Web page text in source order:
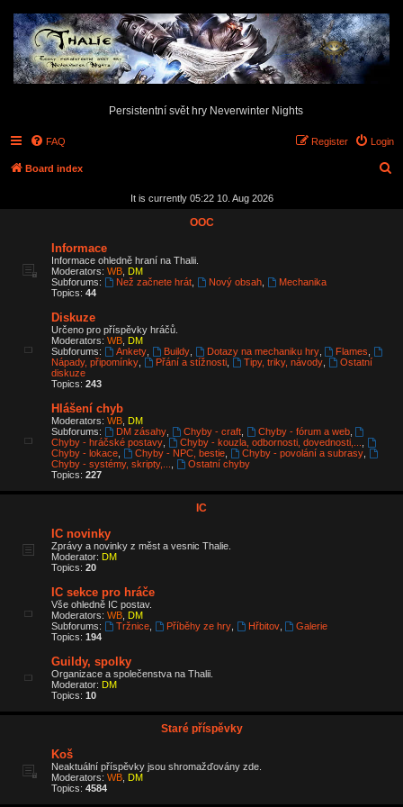
Persistentní svět hry Neverwinter Nights
FAQ Login
Register
Board index
a
It is currently 05:22 10. Aug 2026
OOC
Informace
Informace ohledně hraní na Thalii.
Moderators: WB DM
Subforums:
Než začnete hrát, Nový obsah,
Mechanika
Topics: 44
Diskuze
Určeno pro příspěvky hráčů.
Moderators: WB DM
Subforums:
Ankety, Buildy, Dotazy na mechaniku hry, Flames
Nápady, připomínky
Přání a stížnosti, Tipy, triky, návody,
Ostatní
diskuze
Topics: 243
Hlášení chyb
Moderators: WB DM
Subforums:
DM zásahy, Chyby - craft, Chyby - fórum a web,
Chyby - hráčské postavy
Chyby - kouzla, odbornosti, dovednosti,...
Chyby - lokace
Chyby - NPC, bestie, Chyby - povolání a subrasy,
Chyby - systémy, skripty,...
Ostatní chyby
Topics: 227
IC
IC novinky
Zprávy a novinky z měst a vesnic Thalie.
Moderator: DM
Topics: 20
IC sekce pro hráče
Vše ohledně IC postav.
Moderators: WB DM
Subforums:
Tržnice, Příběhy ze hry, Hřbitov,
Galerie
Topics: 194
Guildy, spolky
Organizace a společenstva na Thalii.
Moderator: DM
Topics: 10
Staré příspěvky
Koš
Neaktuální příspěvky jsou shromažďovány zde.
Moderators: WB DM
Topics: 4584